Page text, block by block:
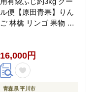
ル便【原田青果】りん
ご 林檎 リンゴ 果物 く
16,000円
青森県 平川市